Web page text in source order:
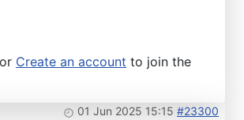
or Create an account to join the
01 Jun 2025 15:15 #23300